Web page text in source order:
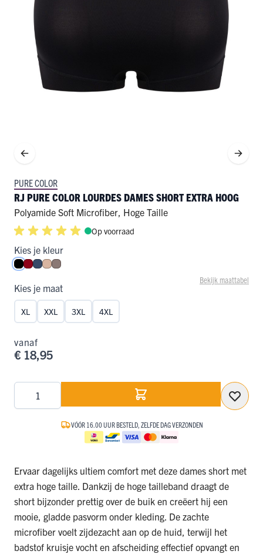
PURE COLOR
RJ PURE COLOR LOURDES DAMES SHORT EXTRA HOOG
Polyamide Soft Microfiber, Hoge Taille
Op voorraad
Kies je kleur
Zwart
Donkerrood
Donkerblauw
Caffè Latte
Taupe
Bekijk maattabel
Kies je maat
XL XXL 3XL 4XL
vanaf
€ 18,95
VÓÓR 16.00 UUR BESTELD, ZELFDE DAG VERZONDEN
Ervaar dagelijks ultiem comfort met deze dames short met
extra hoge taille. Dankzij de hoge tailleband draagt de
short bijzonder prettig over de buik en creëert hij een
mooie, gladde pasvorm onder kleding. De zachte
microfiber voelt zijdezacht aan op de huid, terwijl het
badstof kruisje vocht en afscheiding effectief opvangt en